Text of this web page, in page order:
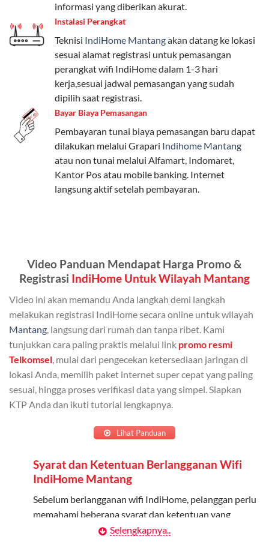
Pengguna bisa memilih sesuai kebutuhan, baik untuk
internet, komunikasi, atau hiburan.
Paket Easy cocok untuk kebutuhan dasar, Paket
Complete untuk yang menginginkan fitur lengkap,
dan Paket Dynamic IP untuk pengguna yang
memprioritaskan kecepatan internet tinggi.
Paket Telkomsel One dengan Kuota Keluarga
Salah satu fitur unggulan Telkomsel One adalah Paket
Kuota Keluarga. Dengan kuota hingga 30 GB, Anda
bisa membagikan internet kepada anggota keluarga
atau teman tanpa perlu khawatir kehabisan kuota.
Admin (pelanggan utama) dan anggota yang terdaftar.
Admin dapat mendaftarkan hingga 5 anggota
keluarga atau teman untuk menggunakan kuota ini.
Berlaku Nasional
Kuota keluarga bisa digunakan di seluruh Indonesia
untuk jaringan 2G, 3G, dan 4G.
Kuota ini hanya bisa digunakan di dalam negeri.
Cara Menggunakan Kuota Keluarga
Daftarkan Anggota: Admin dapat mendaftarkan anggota
melalui aplikasi MyTelkomsel atau website Telkomsel One.
Bagikan Kuota: Setelah terdaftar, anggota bisa langsung
informasi yang diberikan akurat.
Instalasi Perangkat
Teknisi IndiHome Mantangakan datang ke lokasi
sesuai alamat registrasi untuk pemasangan
perangkat wifi IndiHome dalam 1-3 hari
kerja,sesuai jadwal pemasangan yang sudah
dipilih saat registrasi.
Bayar Biaya Pemasangan
Pembayaran tunai biaya pemasangan baru dapat
dilakukan melalui Grapari Indihome Mantang
atau non tunai melalui Alfamart, Indomaret,
Kantor Pos atau mobile banking. Internet
langsung aktif setelah pembayaran.
Video Panduan Mendapat Harga Promo &
Registrasi IndiHome Untuk Wilayah Mantang
Video ini akan memandu Anda langkah demi langkah
melakukan registrasi IndiHome secara online untuk wilayah
Mantang , langsung dari rumah dan tanpa ribet. Kami
tunjukkan cara paling praktis melalui link promo resmi
Telkomsel , mulai dari pengecekan ketersediaan jaringan di
lokasi Anda, memilih paket internet super cepat yang paling
sesuai, hingga proses verifikasi data yang simpel. Siapkan
KTP Anda dan ikuti tutorial lengkapnya.
Lihat Panduan
Syarat dan Ketentuan Berlangganan Wifi
IndiHome Mantang
Sebelum berlangganan wifi IndiHome, pelanggan perlu
memahami beberapa syarat dan ketentuan yang
Selengkapnya..